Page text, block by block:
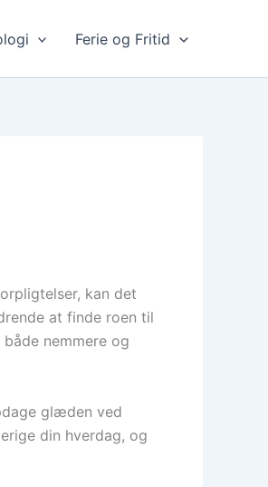
Ferie og Fritid
kan det
at finde roen til
nemmere og
glæden ved
din hverdag, og